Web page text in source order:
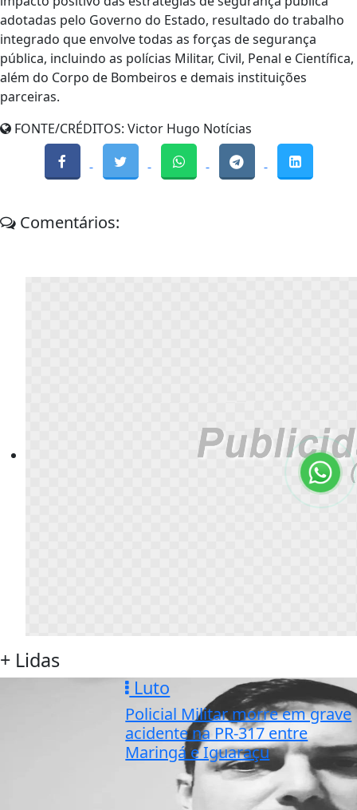
adotadas pelo Governo do Estado, resultado do trabalho
integrado que envolve todas as forças de segurança
pública, incluindo as polícias Militar, Civil, Penal e Científica,
além do Corpo de Bombeiros e demais instituições
parceiras.
FONTE/CRÉDITOS: Victor Hugo Notícias
Comentários:
+ Lidas
Luto
Policial Militar morre em grave
acidente na PR-317 entre
Maringá e Iguaraçu